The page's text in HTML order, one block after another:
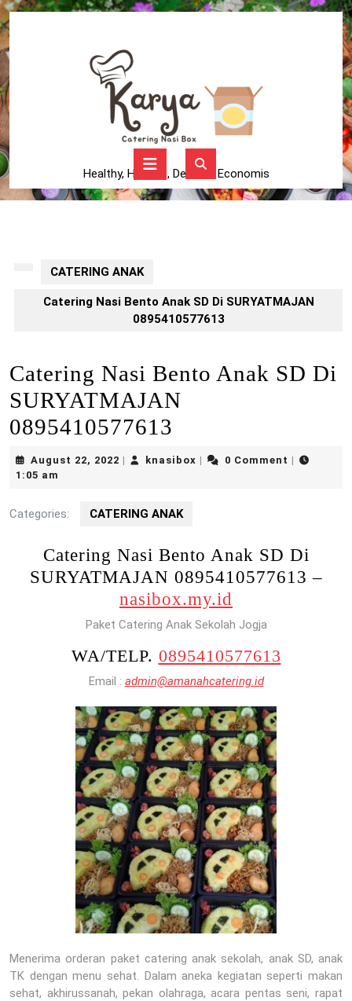
Skip
to
content
Healthy, Higienis, Delicius, Economis
Button
CATERING ANAK
Catering Nasi Bento Anak SD Di SURYATMAJAN
0895410577613
Catering Nasi Bento Anak SD Di
SURYATMAJAN
0895410577613
August 22, 2022 Augustknasibox knasibox0 Comment
1:05 am
Categories: CATERING ANAK
Catering Nasi Bento Anak SD Di
SURYATMAJAN 0895410577613 –
nasibox.my.id
Paket Catering Anak Sekolah Jogja
WA/TELP. 0895410577613
Email : admin@amanahcatering.id
Menerima orderan paket catering anak sekolah, anak SD, anak
TK dengan menu sehat. Dalam aneka kegiatan seperti makan
sehat, akhirussanah, pekan olahraga, acara pentas seni, rapat